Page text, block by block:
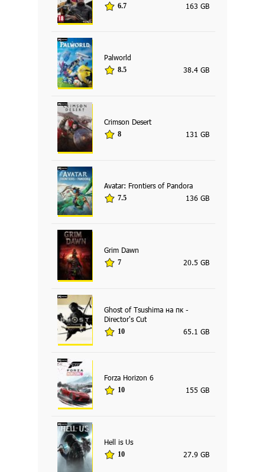
6.7 163 GB
Palworld
8.5 38.4 GB
Crimson Desert
8 131 GB
Avatar: Frontiers of Pandora
7.5 136 GB
Grim Dawn
7 20.5 GB
Ghost of Tsushima на пк -
Director's Cut
10 65.1 GB
Forza Horizon 6
10 155 GB
Hell is Us
10 27.9 GB